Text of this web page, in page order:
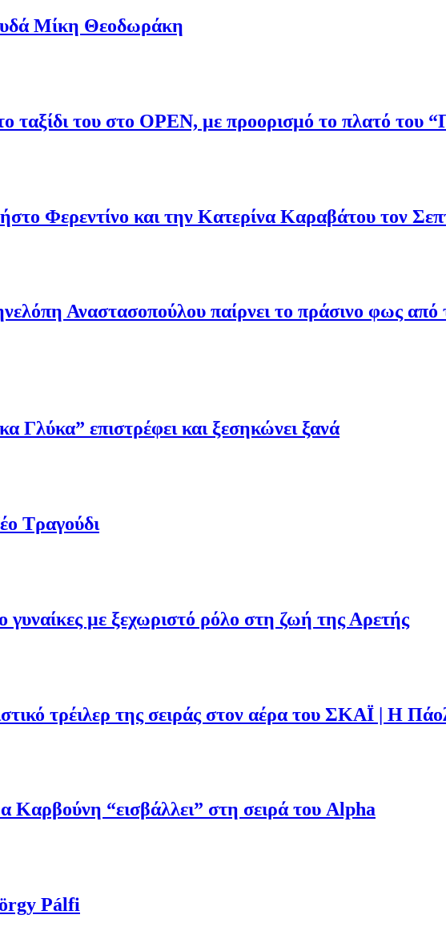
Μίκη Θεοδωράκη
ταξίδι του στο OPEN, με προορισμό το πλατό του
Φερεντίνο και την Κατερίνα Καραβάτου τον
Αναστασοπούλου παίρνει το πράσινο φως από
Γλύκα” επιστρέφει και ξεσηκώνει ξανά
Τραγούδι
γυναίκες με ξεχωριστό ρόλο στη ζωή της Αρετής
τρέιλερ της σειράς στον αέρα του ΣΚΑΪ | Η
“εισβάλλει” στη σειρά του Alpha
Pálfi